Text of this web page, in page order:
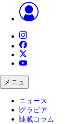
メニュ
ニュース
グラビア
連載コラム